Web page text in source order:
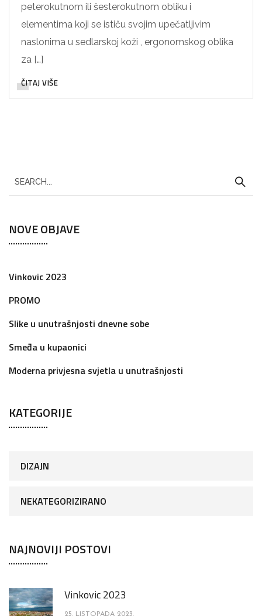
peterokutnom ili šesterokutnom obliku i
elementima koji se ističu svojim upečatljivim
naslonima u sedlarskoj koži , ergonomskog oblika
za […]
ČITAJ VIŠE
NOVE OBJAVE
Vinkovic 2023
PROMO
Slike u unutrašnjosti dnevne sobe
Smeđa u kupaonici
Moderna privjesna svjetla u unutrašnjosti
KATEGORIJE
DIZAJN
NEKATEGORIZIRANO
NAJNOVIJI POSTOVI
Vinkovic 2023
25. LISTOPADA 2023.